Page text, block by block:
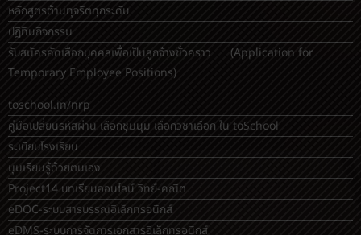
หลักสูตรต้านทุจริตทุกระดับ
ปฏิทินกิจกรรม
รับสมัครคัดเลือกบุคคลเพื่อเป็นลูกจ้างชั่วคราว (Application for
Temporary Employee Positions)
toschool.in/nrp
คู่มือเปลี่ยนรหัสผ่าน เลือกชุมนุม เลือกวิชาเลือก ใน toSchool
ระเบียบโรงเรียน
มุมเรียนรู้ด้วยตนเอง
Project14 บทเรียนออนไลน์ วิทย์-คณิต
eDOC-ระบบสารบรรณอิเล็กทรอนิกส์
eDMS-ระบบการจัดการเอกสารอิเล็กทรอนิกส์